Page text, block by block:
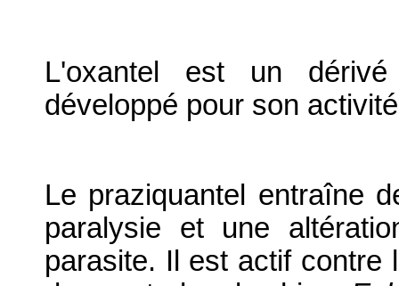
L'oxantel est un dérivé
développé pour son
Le praziquantel entraîne
paralysie et une
parasite. Il est actif contre